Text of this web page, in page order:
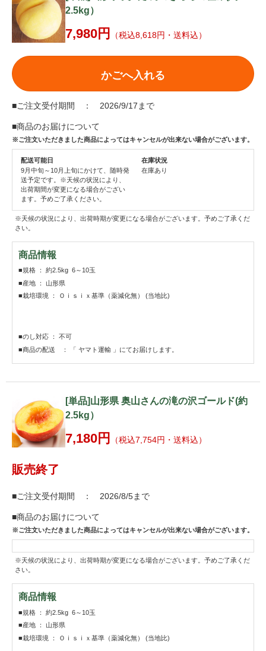
2.5kg）
7,980円 （税込8,618円・送料込）
かごへ入れる
■ご注文受付期間 ： 2026/9/17まで
■商品のお届けについて
※ご注文いただきました商品によってはキャンセルが出来ない場合がございます。
配送可能日
在庫状況
9月中旬～10月上旬にかけて、随時発
送予定です。※天候の状況により、
出荷期間が変更になる場合がござい
ます。予めご了承ください。
在庫あり
※天候の状況により、出荷時期が変更になる場合がございます。予めご了承くだ
さい。
商品情報
■規格 ： 約2.5kg 6～10玉
■産地 ： 山形県
■栽培環境 ： Ｏｉｓｉｘ基準（薬減化無） (当地比)
■のし対応 ： 不可
■商品の配送 ： 「 ヤマト運輸 」にてお届けします。
[単品]山形県 奥山さんの滝の沢ゴールド(約
2.5kg）
7,180円 （税込7,754円・送料込）
販売終了
■ご注文受付期間 ： 2026/8/5まで
■商品のお届けについて
※ご注文いただきました商品によってはキャンセルが出来ない場合がございます。
※天候の状況により、出荷時期が変更になる場合がございます。予めご了承くだ
さい。
商品情報
■規格 ： 約2.5kg 6～10玉
■産地 ： 山形県
■栽培環境 ： Ｏｉｓｉｘ基準（薬減化無） (当地比)